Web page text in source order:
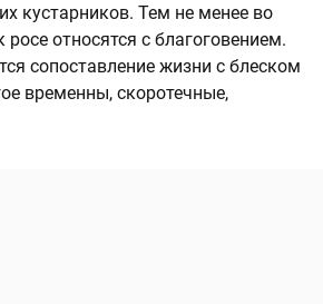
кустарников. Тем не менее во
росе относятся с благоговением.
сопоставление жизни с блеском
временны, скоротечные,